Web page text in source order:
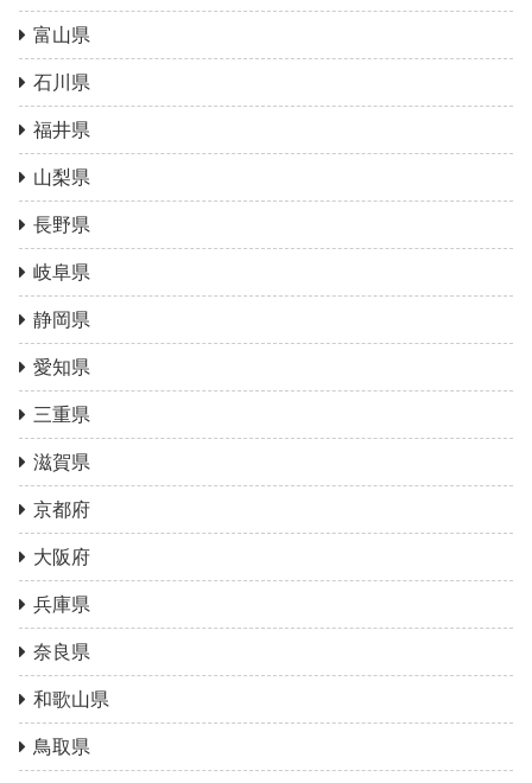
富山県
石川県
福井県
山梨県
長野県
岐阜県
静岡県
愛知県
三重県
滋賀県
京都府
大阪府
兵庫県
奈良県
和歌山県
鳥取県